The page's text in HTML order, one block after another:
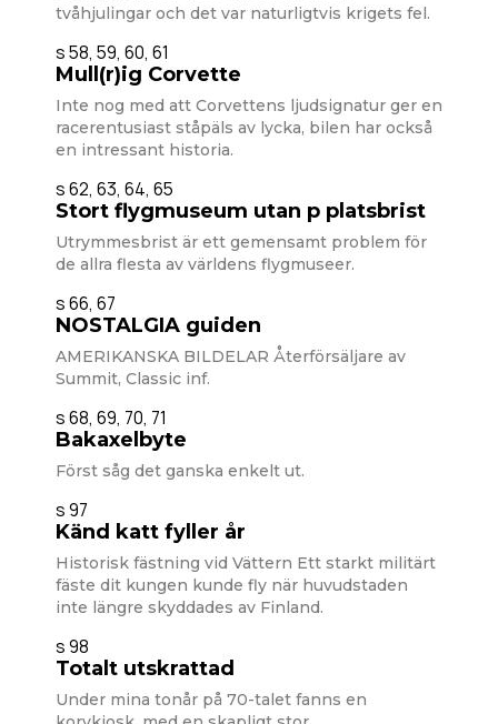
tvåhjulingar och det var naturligtvis krigets fel.
s 58, 59, 60, 61
Mull(r)ig Corvette
Inte nog med att Corvettens ljudsignatur ger en
racerentusiast ståpäls av lycka, bilen har också
en intressant historia.
s 62, 63, 64, 65
Stort flygmuseum utan p platsbrist
Utrymmesbrist är ett gemensamt problem för
de allra flesta av världens flygmuseer.
s 66, 67
NOSTALGIA guiden
AMERIKANSKA BILDELAR Återförsäljare av
Summit, Classic inf.
s 68, 69, 70, 71
Bakaxelbyte
Först såg det ganska enkelt ut.
s 97
Känd katt fyller år
Historisk fästning vid Vättern Ett starkt militärt
fäste dit kungen kunde fly när huvudstaden
inte längre skyddades av Finland.
s 98
Totalt utskrattad
Under mina tonår på 70-talet fanns en